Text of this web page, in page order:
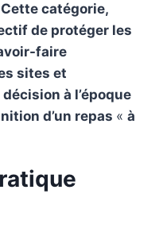
catégorie,
de protéger les
faire
sites et
à l’époque
d’un repas « à